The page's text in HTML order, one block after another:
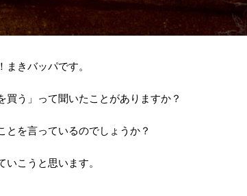
まきバッパです。
買う」って聞いたことがありますか？
とを言っているのでしょうか？
いこうと思います。